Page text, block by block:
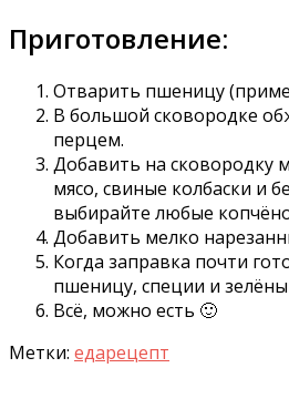
Приготовление:
Отварить пшеницу
В большой сковородке
перцем.
Добавить на сковородку
мясо, свиные колбаски и
выбирайте любые
Добавить мелко
Когда заправка почти
пшеницу, специи и
Всё, можно есть 🙂
Метки: едарецепт